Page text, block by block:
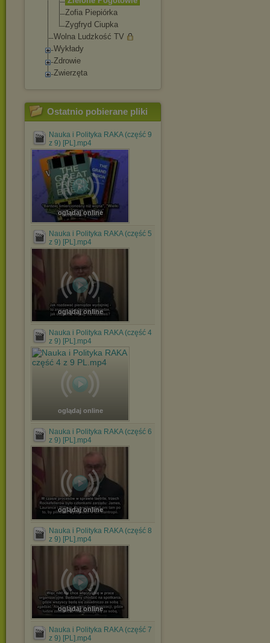
Zofia Piepiórka
Zygfryd Ciupka
Wolna Ludzkość TV
Wykłady
Zdrowie
Zwierzęta
Ostatnio pobierane pliki
Nauka i Polityka RAKA (część 9
z 9) [PL].mp4
oglądaj online
Nauka i Polityka RAKA (część 5
z 9) [PL].mp4
oglądaj online
Nauka i Polityka RAKA (część 4
z 9) [PL].mp4
oglądaj online
Nauka i Polityka RAKA (część 6
z 9) [PL].mp4
oglądaj online
Nauka i Polityka RAKA (część 8
z 9) [PL].mp4
oglądaj online
Nauka i Polityka RAKA (część 7
z 9) [PL].mp4